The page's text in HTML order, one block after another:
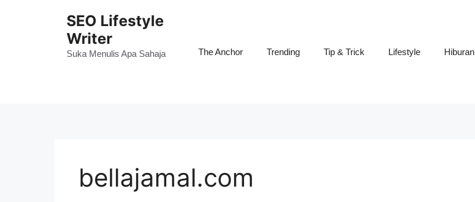
SEO Lifestyle
Writer
Suka Menulis Apa Sahaja The Anchor Trending Tip & Trick Lifestyle Hiburan
bellajamal.com